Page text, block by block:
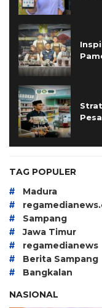
TAG POPULER
# Madura
#
# Sampang
# Jawa Timur
# regamedianews
# Berita Sampang
#
Bangkalan
NASIONAL